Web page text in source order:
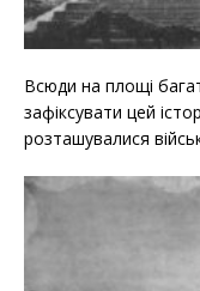
Всюди на площі
зафіксувати цей
розташувалися